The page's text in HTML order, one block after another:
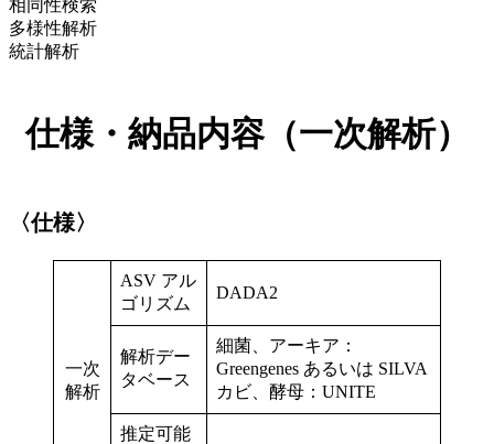
相同性検索
多様性解析
統計解析
仕様・納品内容（一次解析）
〈仕様〉
一次
解析
ASV アル
ゴリズム
DADA2
解析デー
タベース
細菌、アーキア：
Greengenes あるいは SILVA
カビ、酵母：UNITE
推定可能